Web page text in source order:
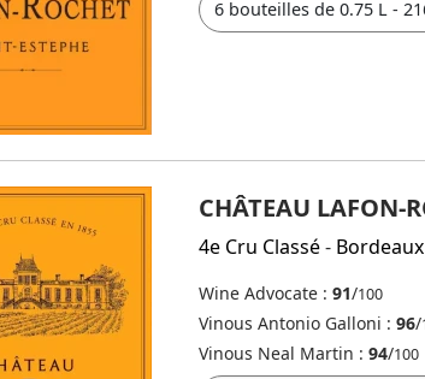
CHÂTEAU LAFON-
4e Cru Classé- Bordeaux
Wine Advocate : 91/100
Vinous Antonio Galloni : 96/
Vinous Neal Martin : 94/100